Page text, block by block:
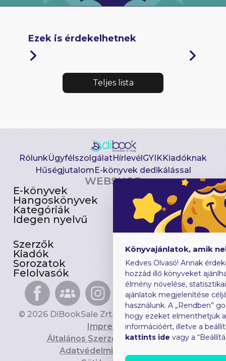
Ezek is érdekelhetnek
Teljes lista
RólunkÜgyfélszolgálatHírlevél GYIKKiadóknak
Hűségjutalom E-könyvek dedikálással
WEBSHOP
E-könyvek
Hangoskönyvek
Kategóriák
Idegen nyelvű
Csomagajánlatok
Akciósak
Előjegyezhetők
Újdonságok
Szerzők
Kiadók
Sorozatok
Felolvasók
Gyerekkönyvek
Heti toplista
Ajándékutalvány
Blog
© 2026 DiBookSale Zrt. Minden jog fenntartva.
Impresszum
Általános Szerződési Feltételek
Adatvédelmi Tájékoztató
Könyvajánlatok, amik
Kedves Olvasó! Annak
hozzád illő könyveket
élmény növelése,
ajánlatok megjelenítése
használunk. A „Rendben”
hogy ezeket elmenthetjük
információért, illetve a
kattints ide vagy a